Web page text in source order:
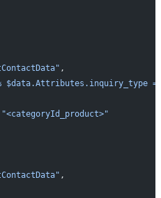
,
$data.Attributes.inquiry_type
"<categoryId_product>"
,